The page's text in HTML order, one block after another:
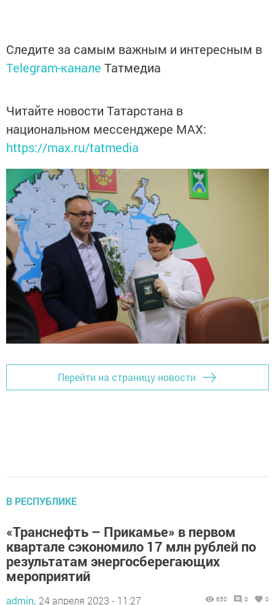
Следите за самым важным и интересным в
Telegram-канале Татмедиа
Читайте новости Татарстана в
национальном мессенджере MАХ:
https://max.ru/tatmedia
Перейти на страницу новости
В РЕСПУБЛИКЕ
«Транснефть – Прикамье» в первом
квартале сэкономило 17 млн рублей по
результатам энергосберегающих
мероприятий
admin, 24 апреля 2023 - 11:27 650 0 0